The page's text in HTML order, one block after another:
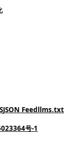
JSON Feed llms.txt
号-1